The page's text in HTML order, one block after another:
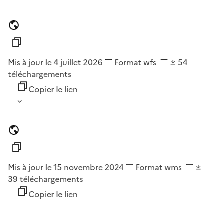
Mis à jour le 4 juillet 2026 Format wfs
54
téléchargements
Copier le lien
Mis à jour le 15 novembre 2024 Format wms
39 téléchargements
Copier le lien